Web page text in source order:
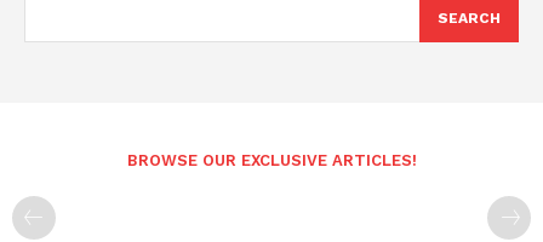
SEARCH
BROWSE OUR EXCLUSIVE ARTICLES!